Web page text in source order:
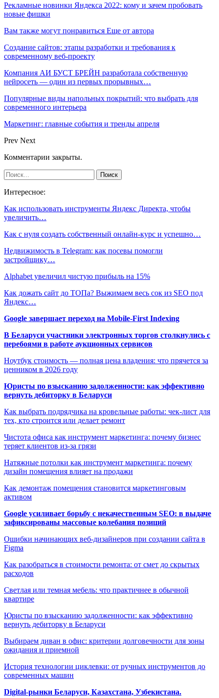
Рекламные новинки Яндекса 2022: кому и зачем пробовать
новые фишки
Вам также могут понравиться Еще от автора
Создание сайтов: этапы разработки и требования к
современному веб-проекту
Компания АИ БУСТ БРЕЙН разработала собственную
нейросеть — один из первых прорывных…
Популярные виды напольных покрытий: что выбрать для
современного интерьера
Маркетинг: главные события и тренды апреля
Prev Next
Комментарии закрыты.
Интересное:
Как использовать инструменты Яндекс Директа, чтобы
увеличить…
Как с нуля создать собственный онлайн-курс и успешно…
Недвижимость в Telegram: как посевы помогли
застройщику…
Alphabet увеличил чистую прибыль на 15%
Как дожать сайт до ТОПа? Выжимаем весь сок из SEO под
Яндекс…
Google завершает переход на Mobile-First Indexing
В Беларуси участники электронных торгов столкнулись с
перебоями в работе аукционных сервисов
Ноутбук стоимость — полная цена владения: что прячется за
ценником в 2026 году
Юристы по взысканию задолженности: как эффективно
вернуть дебиторку в Беларуси
Как выбрать подрядчика на кровельные работы: чек-лист для
тех, кто строится или делает ремонт
Чистота офиса как инструмент маркетинга: почему бизнес
теряет клиентов из-за грязи
Натяжные потолки как инструмент маркетинга: почему
дизайн помещения влияет на продажи
Как демонтаж помещения становится маркетинговым
активом
Google усиливает борьбу с некачественным SEO: в выдаче
зафиксированы массовые колебания позиций
Ошибки начинающих веб-дизайнеров при создании сайта в
Figma
Как разобраться в стоимости ремонта: от смет до скрытых
расходов
Светлая или темная мебель: что практичнее в обычной
квартире
Юристы по взысканию задолженности: как эффективно
вернуть дебиторку в Беларуси
Выбираем диван в офис: критерии долговечности для зоны
ожидания и приемной
История технологии циклевки: от ручных инструментов до
современных машин
Digital-рынки Беларуси, Казахстана, Узбекистана.